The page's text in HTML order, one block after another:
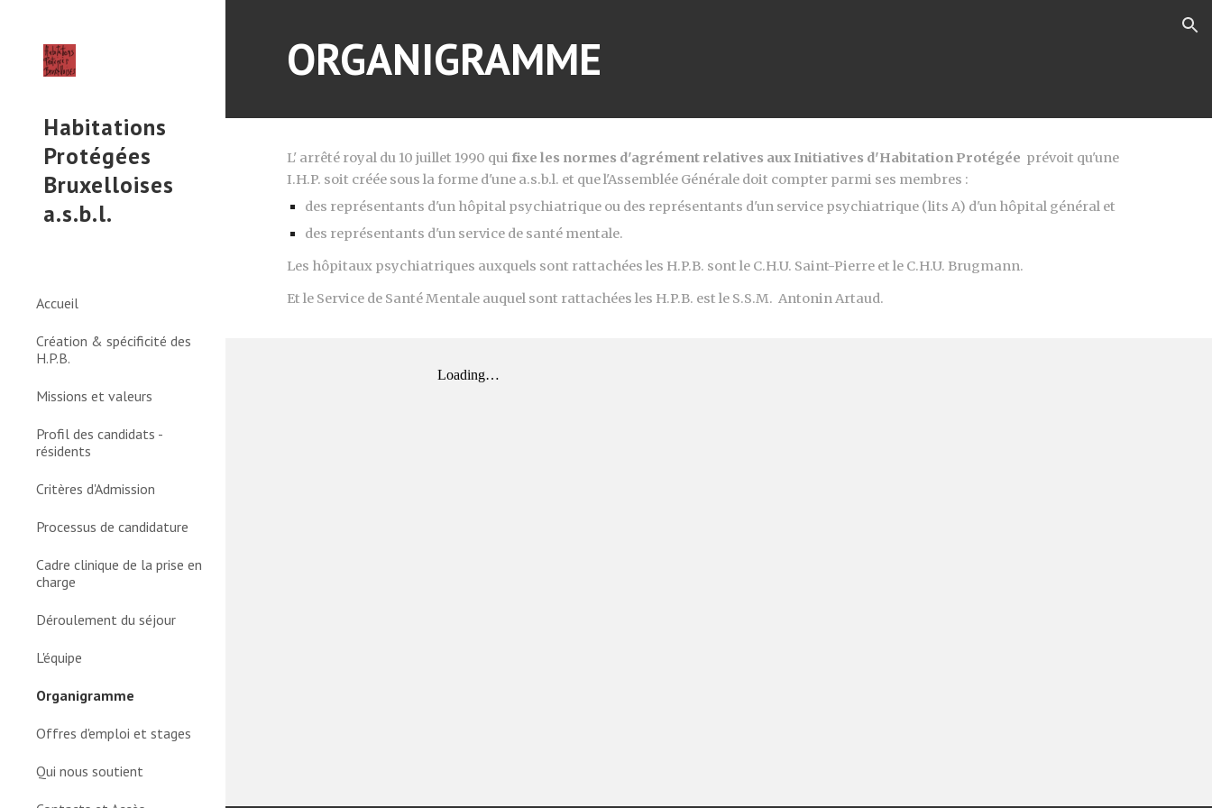
Habitations
Protégées
Bruxelloises
a.s.b.l.
Accueil
Création & spécificité des
H.P.B.
Missions et valeurs
Profil des candidats -
résidents
Critères d'Admission
Processus de candidature
Cadre clinique de la prise en
charge
Déroulement du séjour
L'équipe
Organigramme
Offres d'emploi et stages
Qui nous soutient
ORGANIGRAMME
L' arrêté royal du 10 juillet 1990 qui fixe les normes d'agrément relatives aux Initiatives d'Habitation Protégée prévoit qu'une
I.H.P. soit créée sous la forme d'une a.s.b.l. et que l'Assemblée Générale doit compter parmi ses membres :
des représentants d'un hôpital psychiatrique ou des représentants d'un service psychiatrique (lits A) d'un hôpital général et
des représentants d'un service de santé mentale.
Les hôpitaux psychiatriques auxquels sont rattachées les H.P.B. sont le C.H.U. Saint-Pierre et le C.H.U. Brugmann.
Et le Service de Santé Mentale auquel sont rattachées les H.P.B. est le S.S.M. Antonin Artaud.